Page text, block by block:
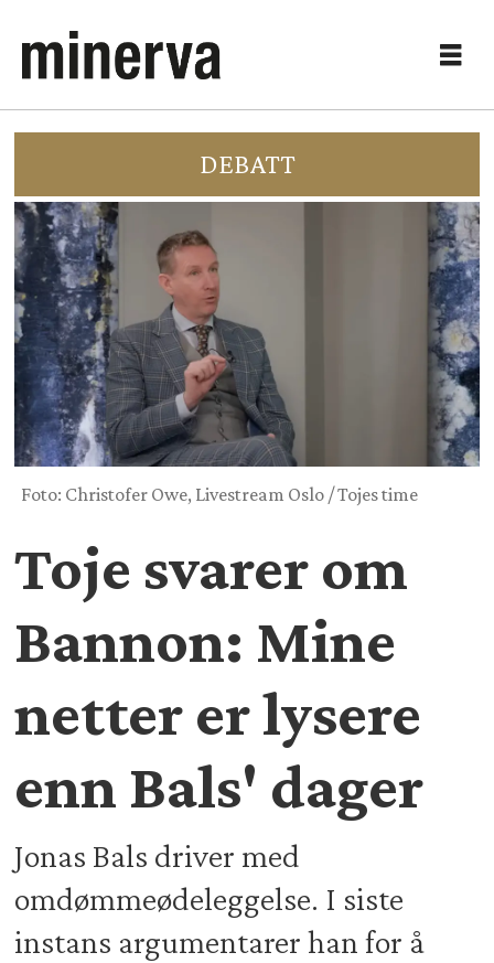
DEBATT
Foto: Christofer Owe, Livestream Oslo / Tojes time
Toje svarer om
Bannon: Mine
netter er lysere
enn Bals' dager
Jonas Bals driver med
omdømmeødeleggelse. I siste
instans argumentarer han for å